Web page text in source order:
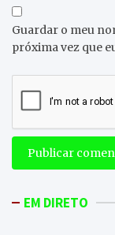
Guardar o meu
próxima vez que
EM DIRETO